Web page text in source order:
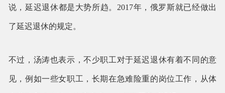
说，延迟退休都是大势所趋。2017年，俄罗斯就已经做出
了延迟退休的规定。
不过，汤涛也表示，不少职工对于延迟退休有着不同的意
见，例如一些女职工，长期在急难险重的岗位工作，从体